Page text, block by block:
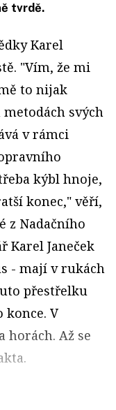
tvrdě.
Karel
"Vím, že mi
to nijak
svých
v rámci
kýbl hnoje,
konec," věří,
z Nadačního
Janeček
- mají v rukách
přestřelku
V
horách. Až se